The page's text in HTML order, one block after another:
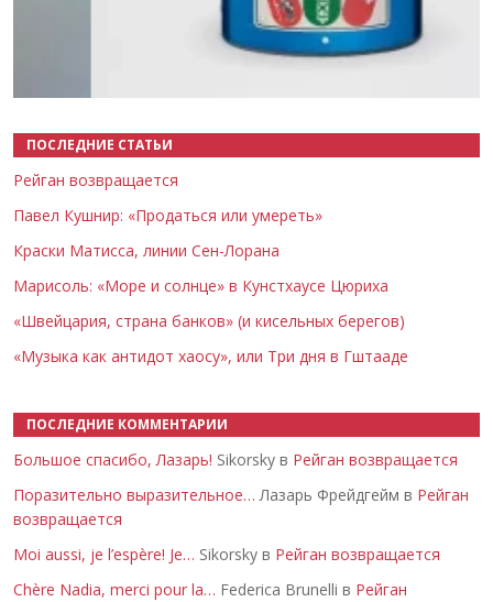
ПОСЛЕДНИЕ СТАТЬИ
Рейган возвращается
Павел Кушнир: «Продаться или умереть»
Краски Матисса, линии Сен-Лорана
Марисоль: «Море и солнце» в Кунстхаусе Цюриха
«Швейцария, страна банков» (и кисельных берегов)
«Музыка как антидот хаосу», или Три дня в Гштааде
ПОСЛЕДНИЕ КОММЕНТАРИИ
Большое спасибо, Лазарь! Sikorsky в Рейган возвращается
Поразительно выразительное… Лазарь Фрейдгейм в Рейган
возвращается
Moi aussi, je l’espère! Je… Sikorsky в Рейган возвращается
Chère Nadia, merci pour la… Federica Brunelli в Рейган